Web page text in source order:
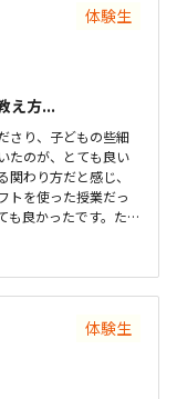
体験生
え方...
さり、子どもの些細
たのが、とても良い
わり方だと感じ、
トを使った授業だっ
も良かったです。た
はないと伺ったの
少し気になる点でし
やすいと感じまし
く、安心して通わせ
散しにくい工夫がさ
4回（1回50分）で
体験生